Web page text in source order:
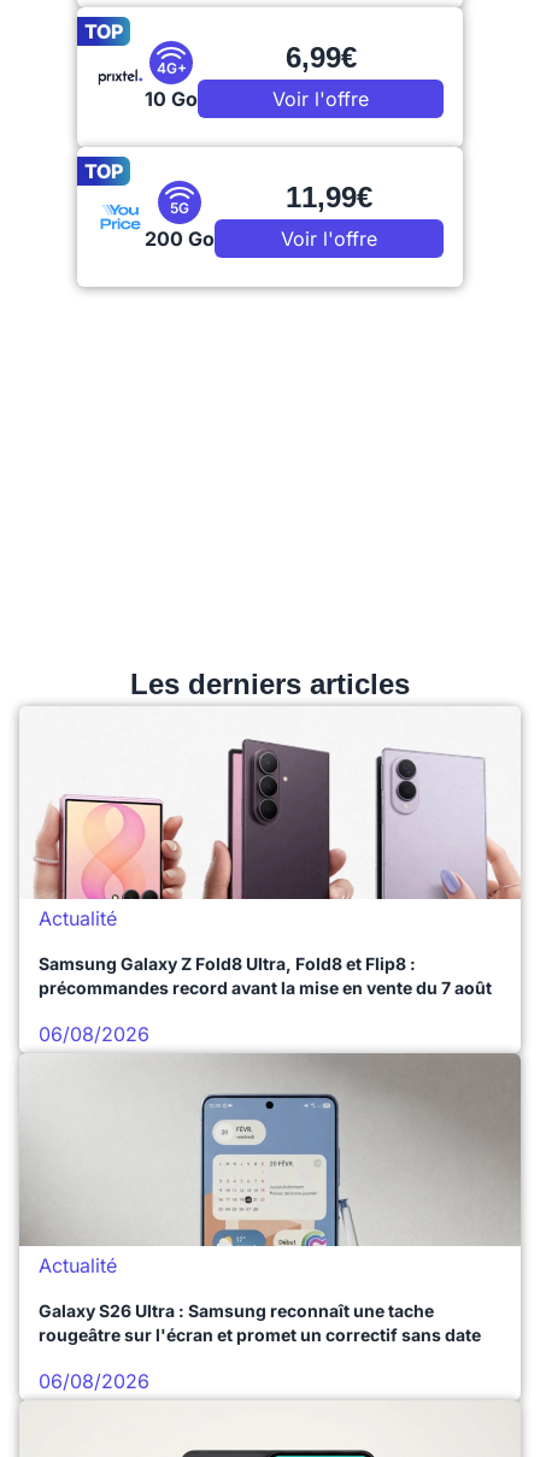
TOP
4G+
10 Go
6,99€
Voir l'offre
TOP
5G
200 Go
11,99€
Voir l'offre
Les derniers articles
Actualité
Samsung Galaxy Z Fold8 Ultra, Fold8 et Flip8 :
précommandes record avant la mise en vente du 7 août
06/08/2026
Actualité
Galaxy S26 Ultra : Samsung reconnaît une tache
rougeâtre sur l'écran et promet un correctif sans date
06/08/2026